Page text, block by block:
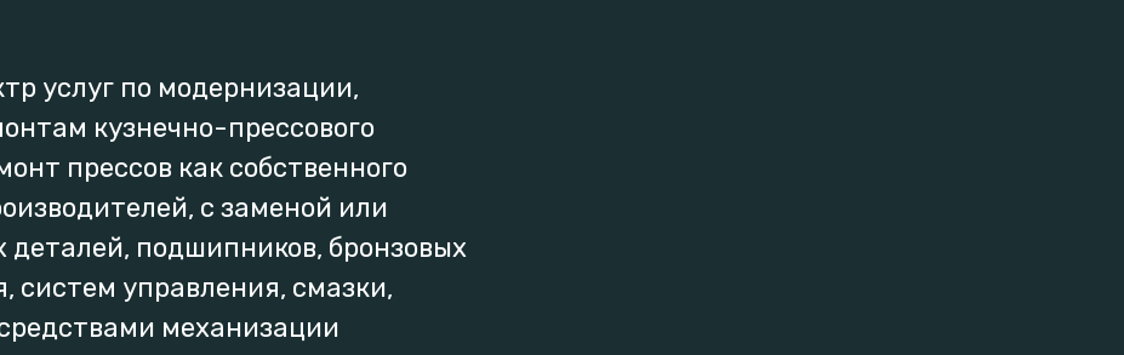
услуг по модернизации,
кузнечно-прессового
прессов как собственного
с заменой или
подшипников, бронзовых
систем управления, смазки,
механизации